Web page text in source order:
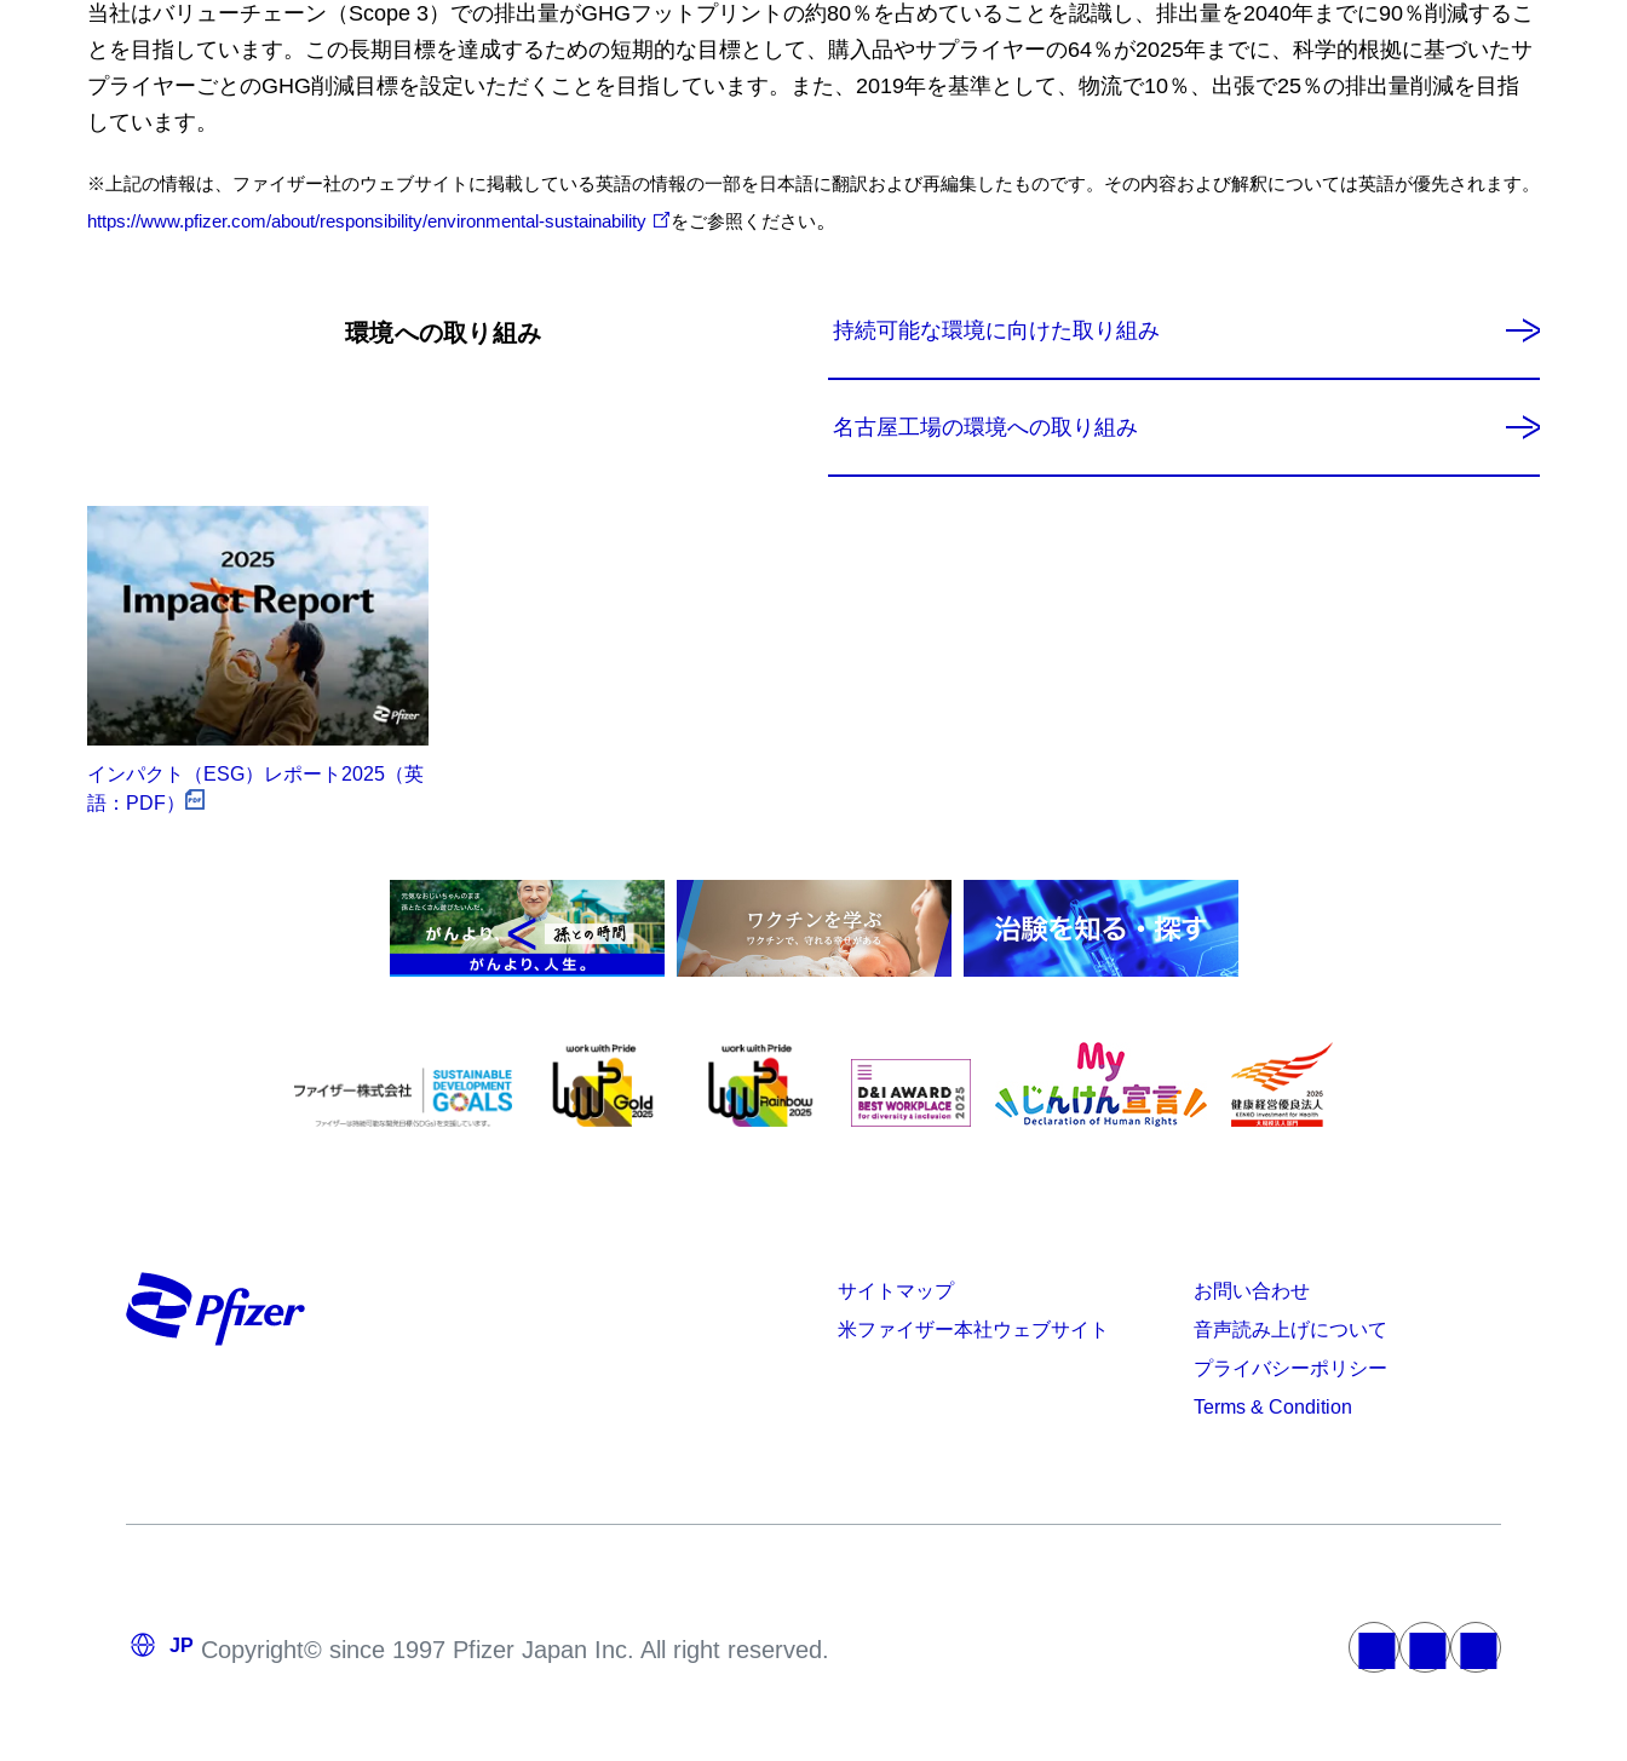
当社はバリューチェーン（Scope 3）での排出量がGHGフットプリントの約80％を占めていることを認識し、排出量を2040年までに90％削減するこ
とを目指しています。この長期目標を達成するための短期的な目標として、購入品やサプライヤーの64％が2025年までに、科学的根拠に基づいたサ
プライヤーごとのGHG削減目標を設定いただくことを目指しています。また、2019年を基準として、物流で10％、出張で25％の排出量削減を目指
しています。
※上記の情報は、ファイザー社のウェブサイトに掲載している英語の情報の一部を日本語に翻訳および再編集したものです。その内容および解釈については英語が優先されます。
https://www.pfizer.com/about/responsibility/environmental-sustainability
をご参照ください。
環境への取り組み 持続可能な環境に向けた取り組み
名古屋工場の環境への取り組み
インパクト（ESG）レポート2025（英
語：PDF）
サイトマップ
米ファイザー本社ウェブサイト
お問い合わせ
音声読み上げについて
プライバシーポリシー
Terms & Condition
Copyright© since 1997 Pfizer Japan Inc. All right reserved.